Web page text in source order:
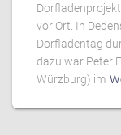
vor Ort. In
Dorfladentag
dazu war Peter
Würzburg) im